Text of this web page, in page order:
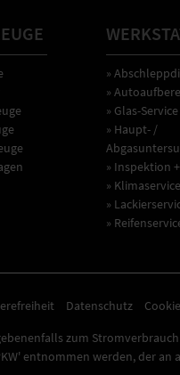
»
»
» Glas-Service
» Haupt- /
» Inspektion
» Klimaservice
»
»
Datenschutz
zum
entnommen werden, der an